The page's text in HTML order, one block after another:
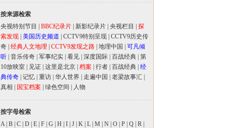
按来源检索
央视特别节目
BBC纪录片 新影纪录片 央视栏目
探
索发现 美国历史频道 CCTV9特别呈现 CCTV9历史传
奇 经典人文地理 CCTV9发现之路 地理中国
可凡倾
听 音乐传奇 军事纪实 看见 深度国际 百战经典 第
10放映室
见证 这里是北京 档案 行者 百战经典 经
典传奇 记忆 重访 华人世界 走遍中国 老梁故事汇
真相
国宝档案 绿色空间 人物
按字母检索
A| B C D E F G H I J K L M N O P Q R